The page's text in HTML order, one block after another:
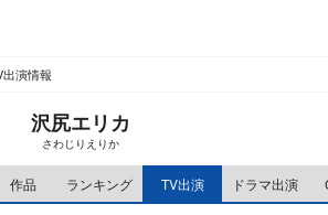
出演情報
沢尻エリカ
さわじりえりか
作品 ランキング TV出演 ドラマ出演